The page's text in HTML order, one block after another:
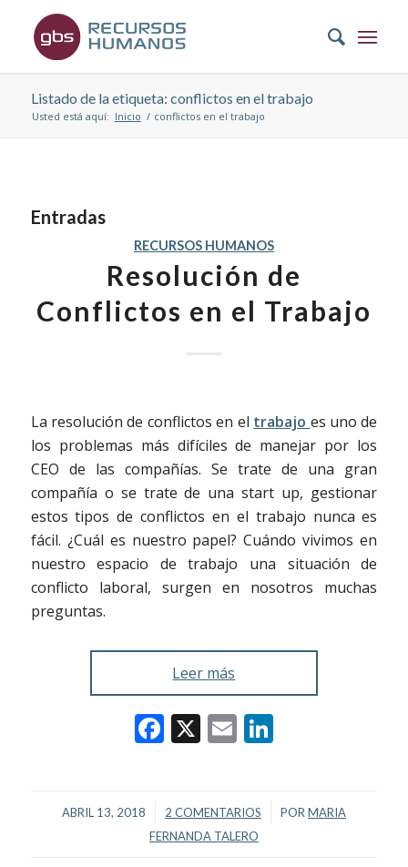
Listado de la etiqueta: conflictos en el trabajo
Usted está aquí: Inicio / conflictos en el trabajo
Entradas
RECURSOS HUMANOS
Resolución de
Conflictos en el Trabajo
La resolución de conflictos en el trabajo es uno de
los problemas más difíciles de manejar por los
CEO de las compañías. Se trate de una gran
compañía o se trate de una start up, gestionar
estos tipos de conflictos en el trabajo nunca es
fácil. ¿Cuál es nuestro papel? Cuándo vivimos en
nuestro espacio de trabajo una situación de
conflicto laboral, surgen en nosotros muchas
preguntas.
Leer más
Facebook
X EmailLinkedIn
ABRIL 13, 2018
/ 2 COMENTARIOS
/ POR MARIA
FERNANDA TALERO